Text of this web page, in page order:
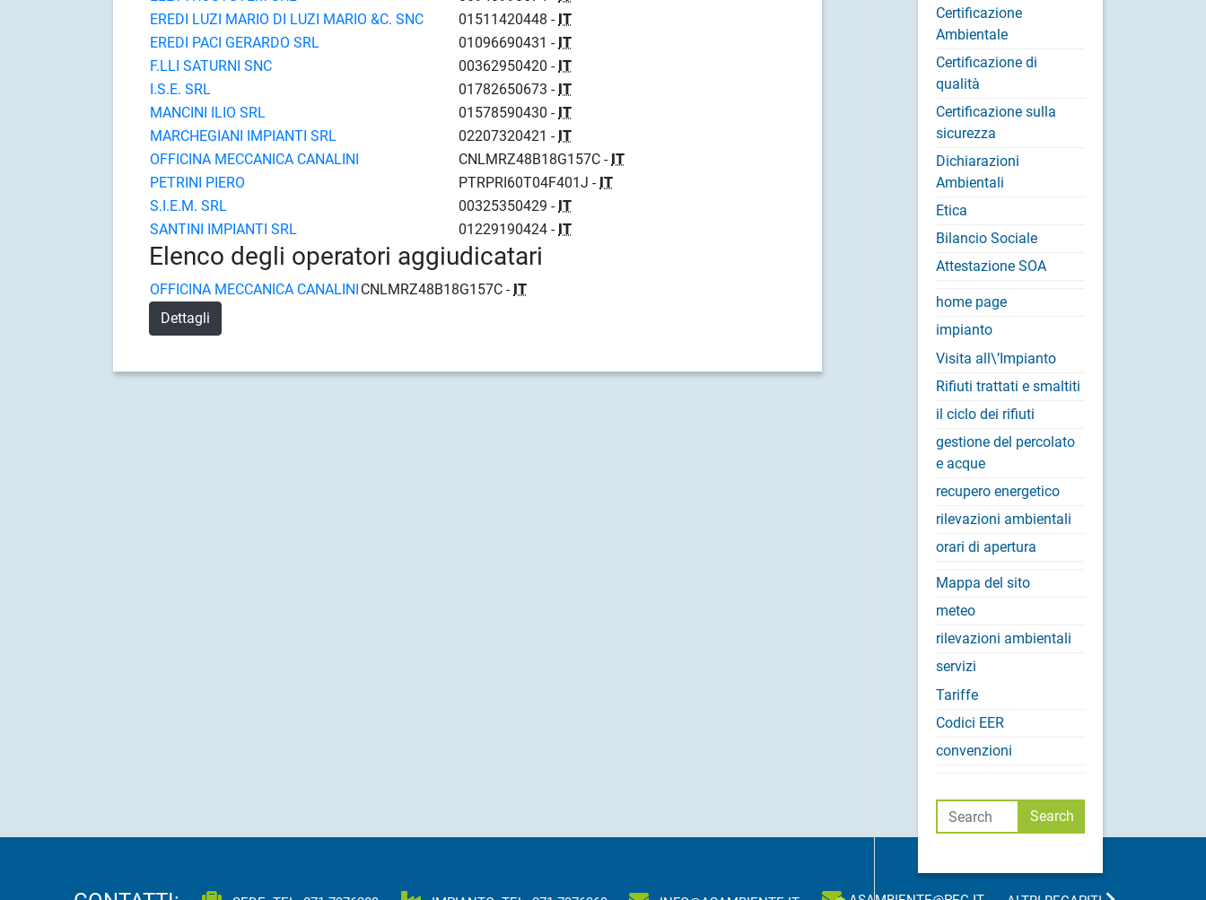
EREDI LUZI MARIO DI LUZI MARIO &C. SNC
01511420448 - IT
EREDI PACI GERARDO SRL
01096690431 - IT
F.LLI SATURNI SNC
00362950420 - IT
I.S.E. SRL
01782650673 - IT
MANCINI ILIO SRL
01578590430 - IT
MARCHEGIANI IMPIANTI SRL
02207320421 - IT
OFFICINA MECCANICA CANALINI
CNLMRZ48B18G157C - IT
PETRINI PIERO
PTRPRI60T04F401J - IT
S.I.E.M. SRL
00325350429 - IT
SANTINI IMPIANTI SRL
01229190424 - IT
Elenco degli operatori aggiudicatari
OFFICINA MECCANICA CANALINI CNLMRZ48B18G157C - IT
Dettagli
Certificazione
Ambientale
Certificazione di
qualità
Certificazione sulla
sicurezza
Dichiarazioni
Ambientali
Etica
Bilancio Sociale
Attestazione SOA
home page
impianto
Visita all\’Impianto
Rifiuti trattati e smaltiti
il ciclo dei rifiuti
gestione del percolato
e acque
recupero energetico
rilevazioni ambientali
orari di apertura
Mappa del sito
meteo
rilevazioni ambientali
servizi
Tariffe
Codici EER
convenzioni
Cerca Search